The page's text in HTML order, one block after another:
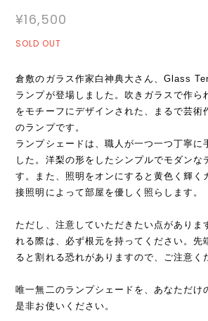
¥16,500
SOLD OUT
倉敷のガラス作家白神典大さん、Glass
ランプが登場しました。吹きガラスで作
をモチーフにデザインされた、まるで芸術
のランプです。
ランプシェードは、職人が一つ一つ丁寧に
した。洋梨の形をしたシンプルでモダンな
す。また、照明をオンにすると黄色く輝く
接照明によって部屋を優しく照らします。
ただし、注意していただきたい点がありま
れる際は、必ず根元を持ってください。先
ると割れる恐れがありますので、ご注意く
唯一無二のランプシェードを、あなただけ
是非お使いください。